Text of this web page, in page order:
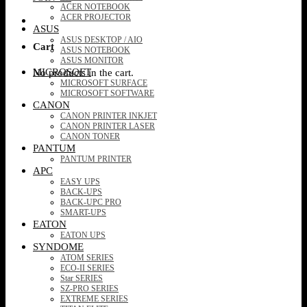
Cart
No products in the cart.
ACER NOTEBOOK
ACER PROJECTOR
ASUS
ASUS DESKTOP / AIO
ASUS NOTEBOOK
ASUS MONITOR
MICROSOFT
MICROSOFT SURFACE
MICROSOFT SOFTWARE
CANON
CANON PRINTER INKJET
CANON PRINTER LASER
CANON TONER
PANTUM
PANTUM PRINTER
APC
EASY UPS
BACK-UPS
BACK-UPC PRO
SMART-UPS
EATON
EATON UPS
SYNDOME
ATOM SERIES
ECO-II SERIES
Star SERIES
SZ-PRO SERIES
EXTREME SERIES